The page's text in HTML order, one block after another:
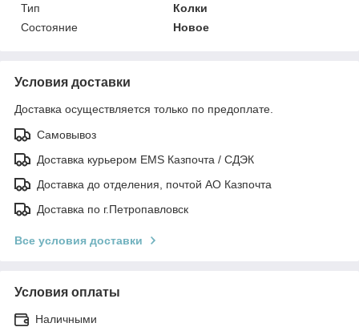
Тип
Колки
Состояние
Новое
Условия доставки
Доставка осуществляется только по предоплате.
Самовывоз
Доставка курьером EMS Казпочта / СДЭК
Доставка до отделения, почтой АО Казпочта
Доставка по г.Петропавловск
Все условия доставки
Условия оплаты
Наличными